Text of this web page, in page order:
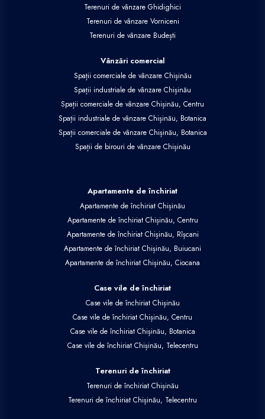
Terenuri de vânzare Ghidighici
Terenuri de vânzare Vorniceni
Terenuri de vânzare Budești
Vânzări comercial
Spații comerciale de vânzare Chișinău
Spații industriale de vânzare Chișinău
Spații comerciale de vânzare Chișinău, Centru
Spații industriale de vânzare Chișinău, Botanica
Spații comerciale de vânzare Chișinău, Botanica
Spații de birouri de vânzare Chișinău
Apartamente de închiriat
Apartamente de închiriat Chișinău
Apartamente de închiriat Chișinău, Centru
Apartamente de închiriat Chișinău, Rîșcani
Apartamente de închiriat Chișinău, Buiucani
Apartamente de închiriat Chișinău, Ciocana
Case vile de închiriat
Case vile de închiriat Chișinău
Case vile de închiriat Chișinău, Centru
Case vile de închiriat Chișinău, Botanica
Case vile de închiriat Chișinău, Telecentru
Terenuri de închiriat
Terenuri de închiriat Chișinău
Terenuri de închiriat Chișinău, Telecentru